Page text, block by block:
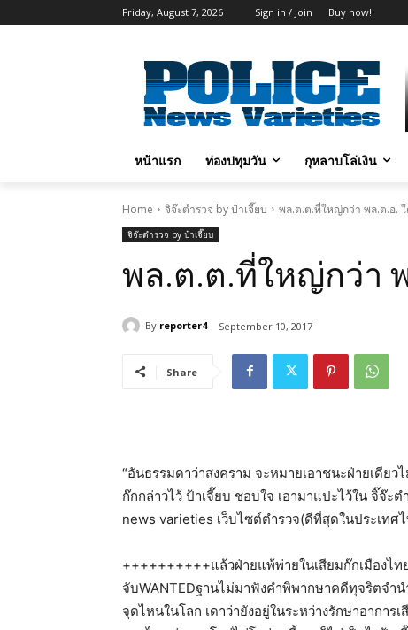
Friday, August 7, 2026 Sign in / Join Buy now!
หน้าแรก ท่องปทุมวัน กุหลาบโล่เงิน
Home จิจ๊ะตำรวจ by ป๋าเจี๊ยบ พล.ต.ต.ที่ใหญ่กว่า พล.ต.อ.
จิจ๊ะตำรวจ by ป๋าเจี๊ยบ
พล.ต.ต.ที่ใหญ่กว่า
By reporter4 September 10, 2017
Share
“อันธรรมดาว่าสงคราม จะหมายเอาชนะฝ่ายเดีย
ก๊กกล่าวไว้ ป้าเจี๊ยบ ชอบใจ เอามาแปะไว้ใน จิ๊จ๊
news varieties เว็บไซต์ตำรวจ(ดีที่สุดในประเทศ
++++++++++แล้วฝ่ายแพ้พ่ายในเสียมก๊กเมือง
จับWANTEDฐานไม่มาฟังคำพิพากษาคดีทุจริตจำ
จุดไหนในโลก เดาว่ายังอยู่ในระหว่างรักษาอาการ